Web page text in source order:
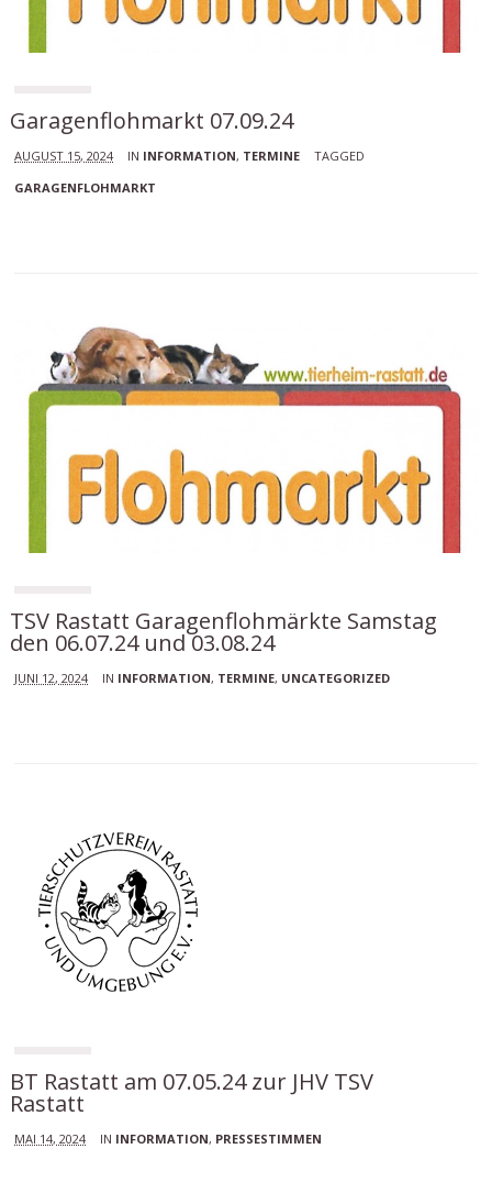
Garagenflohmarkt 07.09.24
AUGUST 15, 2024 IN INFORMATION, TERMINE
TAGGED
GARAGENFLOHMARKT
TSV Rastatt Garagenflohmärkte Samstag
den 06.07.24 und 03.08.24
JUNI 12, 2024 IN INFORMATION, TERMINE, UNCATEGORIZED
BT Rastatt am 07.05.24 zur JHV TSV
Rastatt
MAI 14, 2024 IN INFORMATION, PRESSESTIMMEN